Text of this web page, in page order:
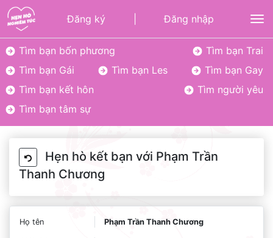
Đăng ký Đăng nhập
Tìm bạn bốn phương
Tìm bạn Trai
Tìm bạn Gái
Tìm bạn Les
Tìm bạn Gay
Tìm bạn kết hôn
Tìm người yêu
Tìm bạn tâm sự
Hẹn hò kết bạn với Phạm Trần
Thanh Chương
Họ tên Phạm Trần Thanh Chương